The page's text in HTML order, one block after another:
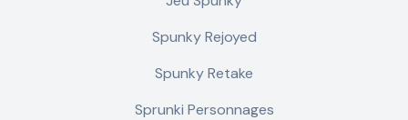
Spunky Rejoyed
Spunky Retake
Sprunki Personnages